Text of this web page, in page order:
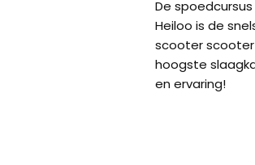
De
Heiloo is de
scooter
hoogste
en ervaring!